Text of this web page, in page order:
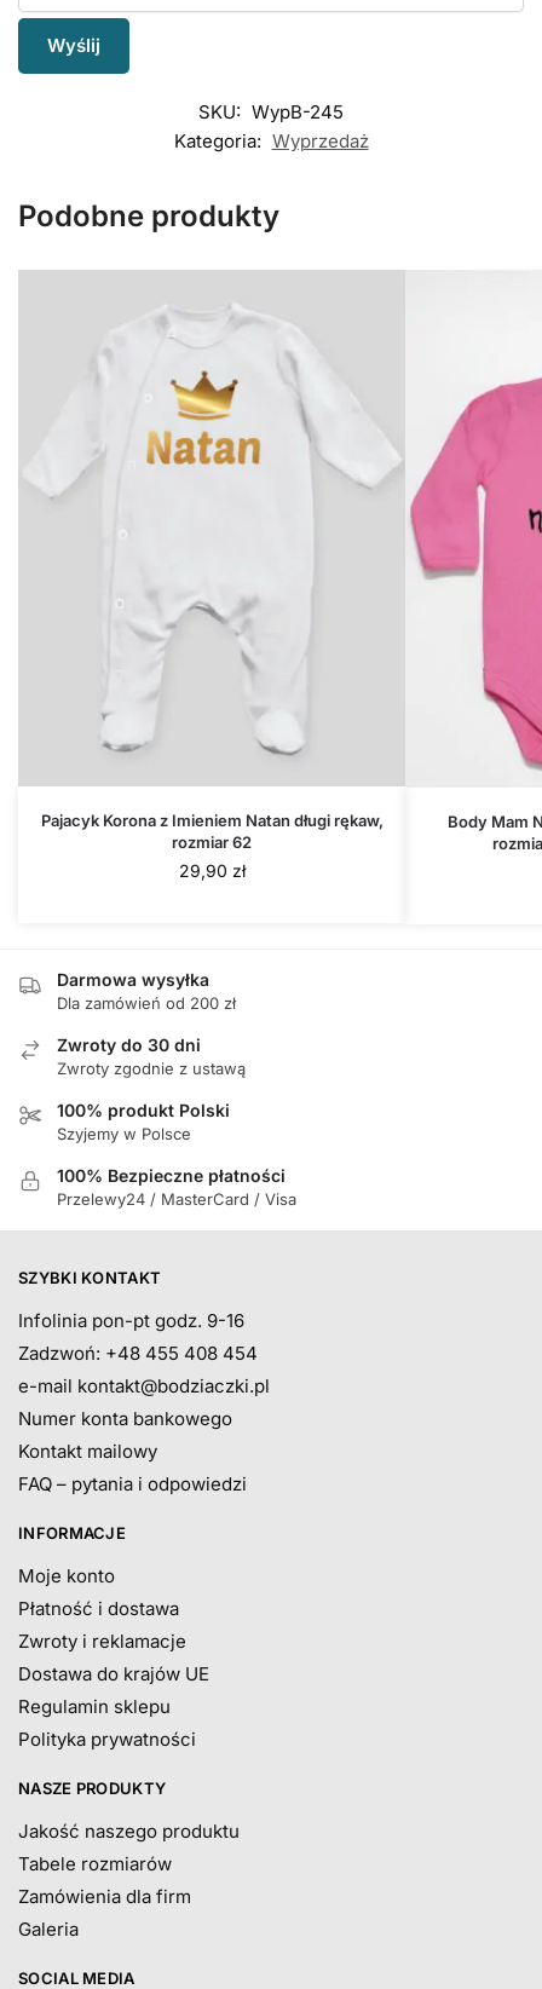
SKU: WypB-245
Kategoria: Wyprzedaż
Podobne produkty
Pajacyk Korona z Imieniem Natan długi rękaw,
rozmiar 62
29,90 zł
Body Mam
Darmowa wysyłka
Dla zamówień od 200 zł
Zwroty do 30 dni
Zwroty zgodnie z ustawą
100% produkt Polski
Szyjemy w Polsce
100% Bezpieczne płatności
Przelewy24 / MasterCard / Visa
SZYBKI KONTAKT
Infolinia pon-pt godz. 9-16
Zadzwoń: +48 455 408 454
e-mail kontakt@bodziaczki.pl
Numer konta bankowego
Kontakt mailowy
FAQ – pytania i odpowiedzi
INFORMACJE
Moje konto
Płatność i dostawa
Zwroty i reklamacje
Dostawa do krajów UE
Regulamin sklepu
Polityka prywatności
NASZE PRODUKTY
Jakość naszego produktu
Tabele rozmiarów
Zamówienia dla firm
Galeria
SOCIAL MEDIA